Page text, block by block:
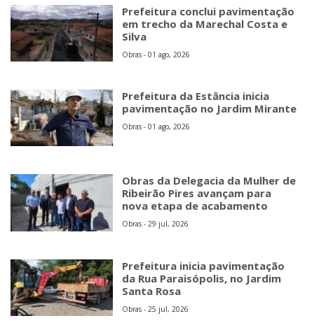
Prefeitura conclui pavimentação
em trecho da Marechal Costa e
Silva
Obras - 01 ago, 2026
Prefeitura da Estância inicia
pavimentação no Jardim Mirante
Obras - 01 ago, 2026
Obras da Delegacia da Mulher de
Ribeirão Pires avançam para
nova etapa de acabamento
Obras - 29 jul, 2026
Prefeitura inicia pavimentação
da Rua Paraisópolis, no Jardim
Santa Rosa
Obras - 25 jul, 2026